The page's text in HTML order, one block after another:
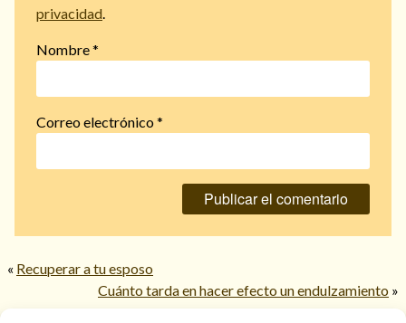
privacidad
Nombre*
Correo electrónico*
« Recuperar a tu esposo
Cuánto tarda en hacer efecto un endulzamiento »